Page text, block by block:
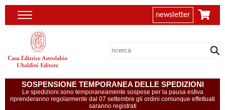
newsletter
SOSPENSIONE TEMPORANEA DELLE SPEDIZIONI
Le spedizioni sono temporaneamente sospese per la pausa estiva
riprenderanno regolarmente dal 07 settembre gli ordini comunque effettuati
saranno registrati